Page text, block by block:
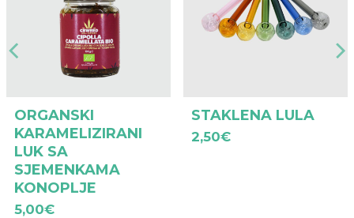
ORGANSKI
KARAMELIZIRANI
LUK SA
SJEMENKAMA
KONOPLJE
5,00€
STAKLENA LULA
2,50€